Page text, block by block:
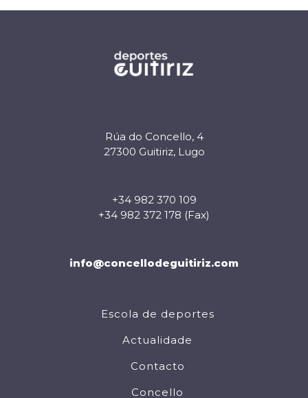
Rúa do Concello, 4
27300 Guitiriz, Lugo
+34 982 370 109
+34 982 372 178 (Fax)
info@concellodeguitiriz.com
Escola de deportes
Actualidade
Contacto
Concello